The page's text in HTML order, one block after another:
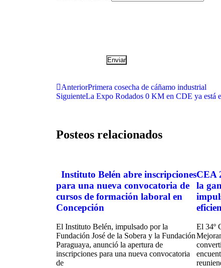
AnteriorPrimera cosecha de cáñamo industrial
SiguienteLa Expo Rodados 0 KM en CDE ya está
Posteos relacionados
Instituto Belén abre inscripciones
para una nueva convocatoria de
cursos de formación laboral en
Concepción
El Instituto Belén, impulsado por la
Fundación José de la Sobera y la Fundación
Paraguaya, anunció la apertura de
inscripciones para una nueva convocatoria
de
CEA
la
El 34º